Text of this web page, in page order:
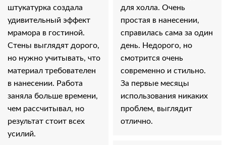
штукатурка создала
удивительный эффект
мрамора в гостиной.
Стены выглядят дорого,
но нужно учитывать, что
материал требователен
в нанесении. Работа
заняла больше времени,
чем рассчитывал, но
результат стоит всех
усилий.
для холла. Очень
простая в нанесении,
справилась сама за один
день. Недорого, но
смотрится очень
современно и стильно.
За первые месяцы
использования никаких
проблем, выглядит
отлично.